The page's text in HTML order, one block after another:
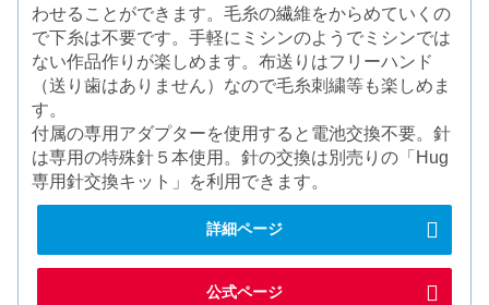
わせることができます。毛糸の繊維をからめていくの
で下糸は不要です。手軽にミシンのようでミシンでは
ない作品作りが楽しめます。布送りはフリーハンド
（送り歯はありません）なので毛糸刺繍等も楽しめま
す。
付属の専用アダプターを使用すると電池交換不要。針
は専用の特殊針５本使用。針の交換は別売りの「Hug
専用針交換キット」を利用できます。
詳細ページ
公式ページ